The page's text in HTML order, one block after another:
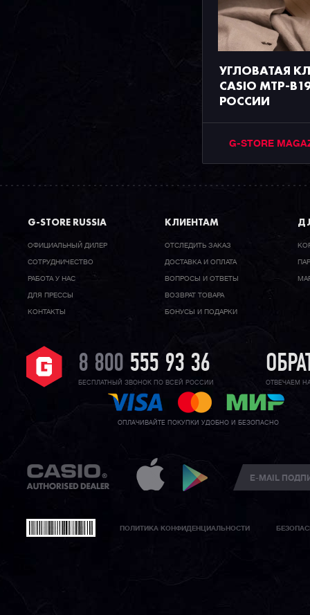
УГЛОВАТАЯ
CASIO MTP-
РОССИИ
G-STORE
G-STORE RUSSIA
ОФИЦИАЛЬНЫЙ ДИЛЕР
CОТРУДНИЧЕСТВО
РАБОТА У НАС
ДЛЯ ПРЕССЫ
КОНТАКТЫ
КЛИЕНТАМ
ОТСЛЕДИТЬ ЗАКАЗ
ДОСТАВКА И ОПЛАТА
ВОПРОСЫ И ОТВЕТЫ
ВОЗВРАТ ТОВАРА
БОНУСЫ И ПОДАРКИ
8 800 555 93 36
БЕСПЛАТНЫЙ ЗВОНОК ПО ВСЕЙ РОССИИ ОТВЕЧАЕМ
ОПЛАЧИВАЙТЕ ПОКУПКИ УДОБНО И БЕЗОПАСНО
ПОЛИТИКА КОНФИДЕНЦИАЛЬНОСТИ